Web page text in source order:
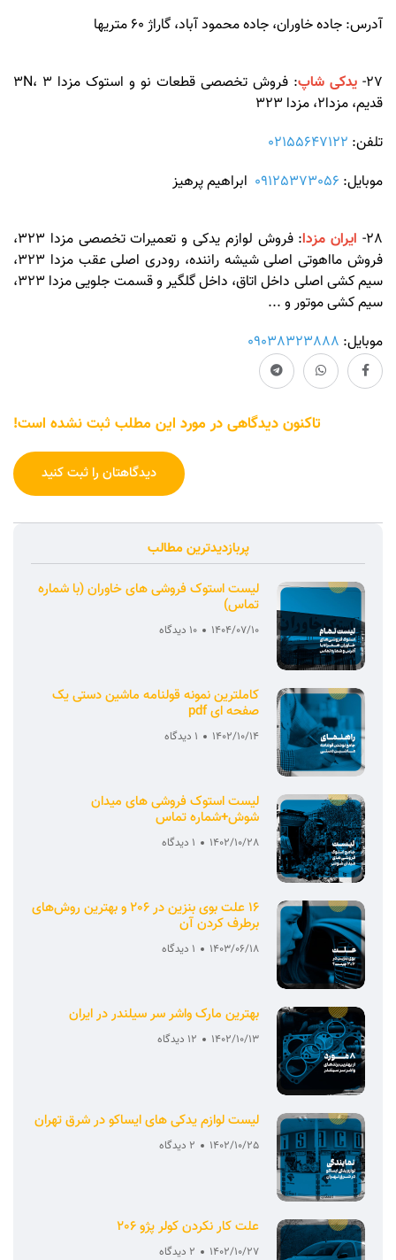
آدرس: جاده خاوران، جاده محمود آباد، گاراژ 60 متریها
27- یدکی شاپ
: فروش تخصصی قطعات نو و استوک مزدا 3N، 3
قدیم، مزدا2، مزدا 323
تلفن: 02155647122
موبایل: 09125373056 ابراهیم پرهیز
28- ایران مزدا
: فروش لوازم یدکی و تعمیرات تخصصی مزدا 323،
فروش مااهوتی اصلی شیشه راننده، رودری اصلی عقب مزدا 323،
سیم کشی اصلی داخل اتاق، داخل گلگیر و قسمت جلویی مزدا 323،
سیم کشی موتور و ...
موبایل: 09038323888
تاکنون دیدگاهی در مورد این مطلب ثبت نشده است!
دیدگاهتان را ثبت کنید
پربازدیدترین مطالب
لیست استوک فروشی های خاوران (با شماره
تماس)
1404/07/10 10 دیدگاه
کاملترین نمونه قولنامه ماشین دستی یک
صفحه ای pdf
1402/10/14 1 دیدگاه
لیست استوک فروشی های میدان
شوش+شماره تماس
1402/10/28 1 دیدگاه
16 علت بوی بنزین در 206 و بهترین روش‌های
برطرف کردن آن
1403/06/18 1 دیدگاه
بهترین مارک واشر سر سیلندر در ایران
1402/10/13 12 دیدگاه
لیست لوازم یدکی های ایساکو در شرق تهران
1402/10/25 2 دیدگاه
علت کار نکردن کولر پژو 206
1402/10/27 2 دیدگاه